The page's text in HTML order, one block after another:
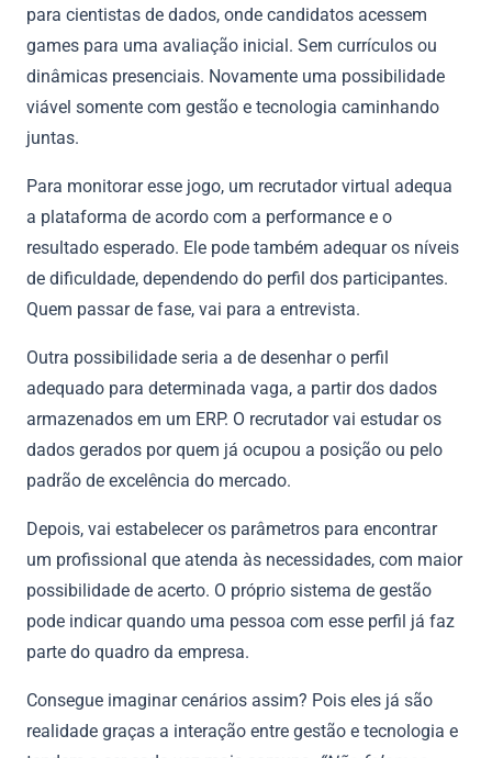
para cientistas de dados, onde candidatos acessem
games para uma avaliação inicial. Sem currículos ou
dinâmicas presenciais. Novamente uma possibilidade
viável somente com gestão e tecnologia caminhando
juntas.
Para monitorar esse jogo, um recrutador virtual adequa
a plataforma de acordo com a performance e o
resultado esperado. Ele pode também adequar os níveis
de dificuldade, dependendo do perfil dos participantes.
Quem passar de fase, vai para a entrevista.
Outra possibilidade seria a de desenhar o perfil
adequado para determinada vaga, a partir dos dados
armazenados em um ERP. O recrutador vai estudar os
dados gerados por quem já ocupou a posição ou pelo
padrão de excelência do mercado.
Depois, vai estabelecer os parâmetros para encontrar
um profissional que atenda às necessidades, com maior
possibilidade de acerto. O próprio sistema de gestão
pode indicar quando uma pessoa com esse perfil já faz
parte do quadro da empresa.
Consegue imaginar cenários assim? Pois eles já são
realidade graças a interação entre gestão e tecnologia e